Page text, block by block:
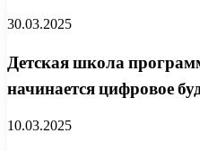
30.03.2025
Детская школа
начинается цифровое
10.03.2025